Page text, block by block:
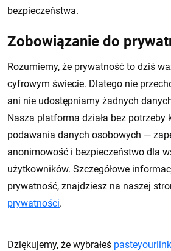
bezpieczeństwa.
Zobowiązanie do
Rozumiemy, że prywatność to dziś
cyfrowym świecie. Dlatego nie
ani nie udostępniamy żadnych
Nasza platforma działa bez potrzeby
podawania danych osobowych —
anonimowość i bezpieczeństwo dla
użytkowników. Szczegółowe
prywatność, znajdziesz na naszej
prywatności.
Dziękujemy, że wybrałeś